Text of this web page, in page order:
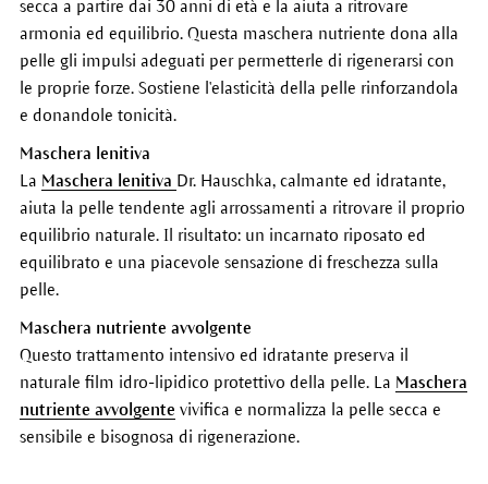
secca a partire dai 30 anni di età e la aiuta a ritrovare
armonia ed equilibrio. Questa maschera nutriente dona alla
pelle gli impulsi adeguati per permetterle di rigenerarsi con
le proprie forze. Sostiene l'elasticità della pelle rinforzandola
e donandole tonicità.
Maschera lenitiva
La Maschera lenitiva Dr. Hauschka, calmante ed idratante,
aiuta la pelle tendente agli arrossamenti a ritrovare il proprio
equilibrio naturale. Il risultato: un incarnato riposato ed
equilibrato e una piacevole sensazione di freschezza sulla
pelle.
Maschera nutriente avvolgente
Questo trattamento intensivo ed idratante preserva il
naturale film idro-lipidico protettivo della pelle. La Maschera
nutriente avvolgente vivifica e normalizza la pelle secca e
sensibile e bisognosa di rigenerazione.